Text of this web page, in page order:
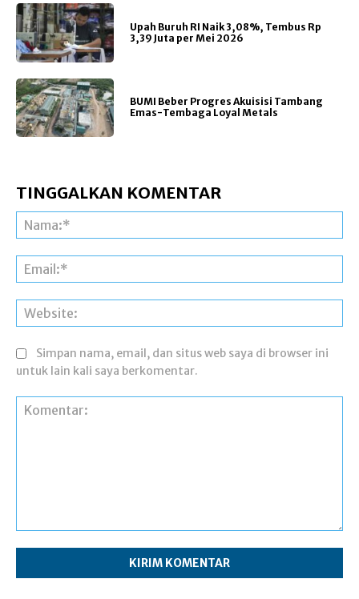
Upah Buruh RI Naik 3,08%, Tembus Rp
3,39 Juta per Mei 2026
BUMI Beber Progres Akuisisi Tambang
Emas-Tembaga Loyal Metals
TINGGALKAN KOMENTAR
Simpan nama, email, dan situs web saya di browser ini
untuk lain kali saya berkomentar.